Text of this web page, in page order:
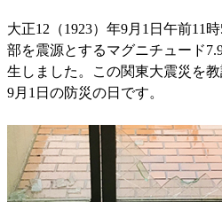
大正12（1923）年9月1日午前11
部を震源とするマグニチュード
生しました。この関東大震災を
9月1日の防災の日です。